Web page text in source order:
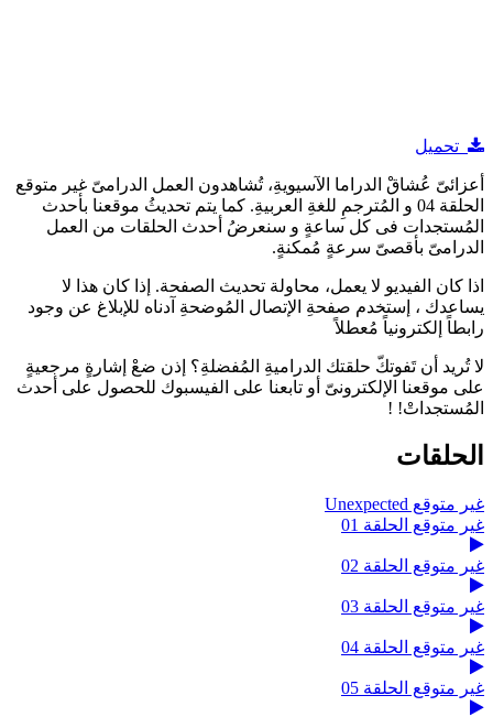
تحميل
أعزائىّ عُشاقْ الدراما الآسيويةِ، تُشاهدون العمل الدرامىّ غير متوقع
الحلقة 04 و المُترجمِ للغةِ العربيةِ. كما يتم تحديثُ موقعنا بأحدث
المُستجدات فى كل ساعةٍ و سنعرضُ أحدث الحلقات من العمل
الدرامىّ بأقصىّ سرعةٍ مُمكنةٍ.
اذا كان الفيديو لا يعمل، محاولة تحديث الصفحة. إذا كان هذا لا
يساعدك ، إستخدم صفحةِ الإتصال المُوضحةِ آدناه للإبلاغ عن وجود
رابطاً إلكترونياً مُعطلاً
لا تُريد أن تَفوتكّ حلقتك الدراميةِ المُفضلةِ؟ إذن ضعْ إشارةٍ مرجعيةٍ
على موقعنا الإلكترونىّ أو تابعنا على الفيسبوك للحصول على أحدث
المُستجداتْ! !
الحلقات
غير متوقع Unexpected
غير متوقع الحلقة 01
غير متوقع الحلقة 02
غير متوقع الحلقة 03
غير متوقع الحلقة 04
غير متوقع الحلقة 05